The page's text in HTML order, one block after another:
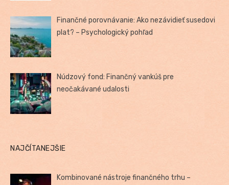
Finančné porovnávanie: Ako nezávidieť susedovi
plat? – Psychologický pohľad
Núdzový fond: Finančný vankúš pre
neočakávané udalosti
NAJČÍTANEJŠIE
Kombinované nástroje finančného trhu –